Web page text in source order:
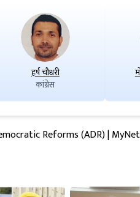
हर्ष चौधरी
कांग्रेस
Reforms (ADR) |